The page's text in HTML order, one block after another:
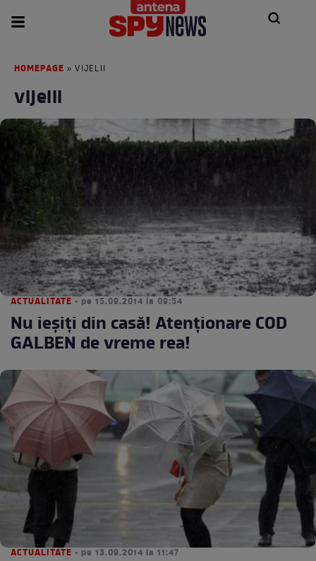
HOMEPAGE » VIJELII
vijelii
ACTUALITATE • pe 15.09.2014 la 09:54
Nu ieşiţi din casă! Atenţionare COD
GALBEN de vreme rea!
ACTUALITATE • pe 13.09.2014 la 11:47